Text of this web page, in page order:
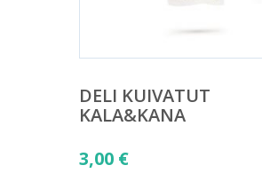
DELI KUIVATUT
KALA&KANA
3,00 €